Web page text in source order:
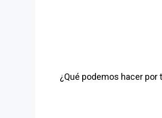
¿Qué podemos hacer por